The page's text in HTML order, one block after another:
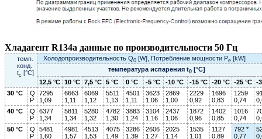
Хладагент R134a данные по производительности 50 Гц
темп.
конд.
tc [°C]
Холодопроизводительность Q0 [W], Потребление мощности Pe [kW]
температура испарения t0 [°C]
12,5 °C 10 °C 7,5 °C 5 °C 0 °C -5 °C -10 °C -15 °C -20 °C -25 °C -
30 °C
Q
P
7295
1,09
6663
1,11
6069
1,12
5511
1,13
4501
1,11
3623
1,06
2869
1,00
2229
0,92
1696
0,83
1259
0,74
40 °C
Q
P
6377
1,34
5811
1,34
5280
1,32
4782
1,30
3883
1,24
3104
1,16
2437
1,06
1872
0,96
1402
0,85
1016
0,74
50 °C
Q
P
5481
1,60
4981
1,57
4513
1,53
4075
1,49
3286
1,39
2606
1,27
2025
1,14
1535
1,01
1127
0,89
792 *
0,77